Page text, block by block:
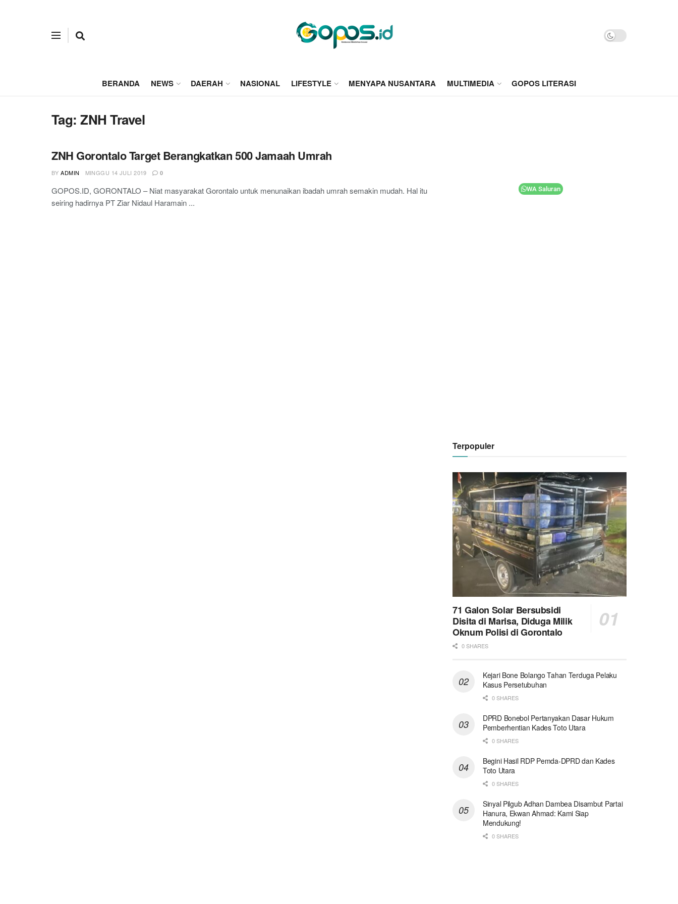
BERANDA NEWS DAERAH NASIONAL LIFESTYLE MENYAPA NUSANTARA MULTIMEDIA GOPOS LITERASI
Tag:ZNH Travel
ZNH Gorontalo Target Berangkatkan 500 Jamaah Umrah
BY ADMIN MINGGU 14 JULI 2019 0
GOPOS.ID, GORONTALO – Niat masyarakat Gorontalo untuk menunaikan ibadah umrah semakin mudah. Hal itu
seiring hadirnya PT Ziar Nidaul Haramain ...
Terpopuler
71 Galon Solar Bersubsidi
Disita di Marisa, Diduga Milik
Oknum Polisi di Gorontalo
0 SHARES
Kejari Bone Bolango Tahan Terduga Pelaku
Kasus Persetubuhan
0 SHARES
DPRD Bonebol Pertanyakan Dasar Hukum
Pemberhentian Kades Toto Utara
0 SHARES
Begini Hasil RDP Pemda-DPRD dan Kades
Toto Utara
0 SHARES
Sinyal Pilgub Adhan Dambea Disambut Partai
Hanura, Ekwan Ahmad: Kami Siap
Mendukung!
0 SHARES
WA Saluran